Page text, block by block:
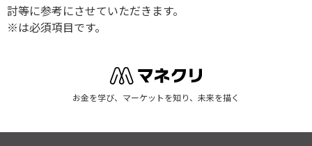
討等に参考にさせていただきます。
※は必須項目です。
お金を学び、マーケットを知り、未来を描く